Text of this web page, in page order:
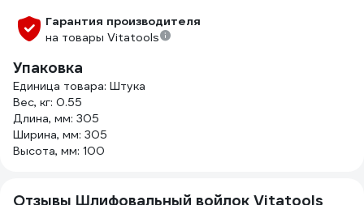
Гарантия производителя
на товары Vitatools
Упаковка
Единица товара: Штука
Вес, кг: 0.55
Длина, мм: 305
Ширина, мм: 305
Высота, мм: 100
Отзывы Шлифовальный войлок Vitatools